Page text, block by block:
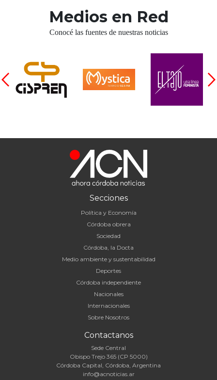
Medios en Red
Conocé las fuentes de nuestras noticias
Secciones
Política y Economía
Córdoba obrera
Sociedad
Córdoba, la Docta
Medio ambiente y sustentabilidad
Deportes
Córdoba independiente
Nacionales
Internacionales
Sobre Nosotros
Contactanos
Sede Central
Obispo Trejo 365 (CP 5000)
Córdoba Capital, Córdoba, Argentina
info@acnoticias.ar